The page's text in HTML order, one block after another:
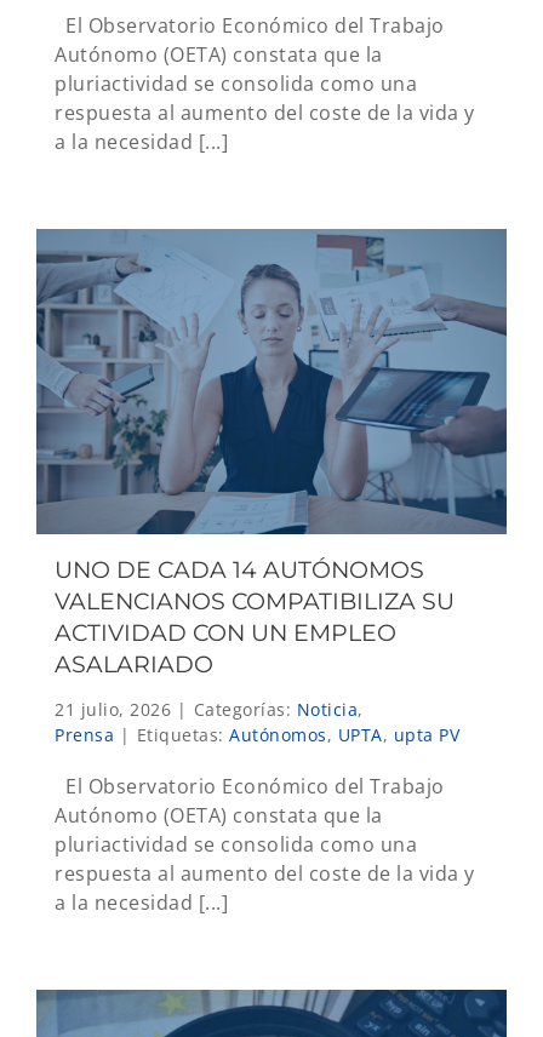
El Observatorio Económico del Trabajo
Autónomo (OETA) constata que la
pluriactividad se consolida como una
respuesta al aumento del coste de la vida y
a la necesidad [...]
UNO DE CADA 14 AUTÓNOMOS
VALENCIANOS COMPATIBILIZA SU
ACTIVIDAD CON UN EMPLEO
ASALARIADO
21 julio, 2026 | Categorías: Noticia,
Prensa | Etiquetas: Autónomos, UPTA, upta PV
El Observatorio Económico del Trabajo
Autónomo (OETA) constata que la
pluriactividad se consolida como una
respuesta al aumento del coste de la vida y
a la necesidad [...]